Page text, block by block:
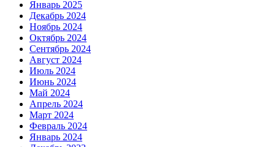
Январь 2025
Декабрь 2024
Ноябрь 2024
Октябрь 2024
Сентябрь 2024
Август 2024
Июль 2024
Июнь 2024
Май 2024
Апрель 2024
Март 2024
Февраль 2024
Январь 2024